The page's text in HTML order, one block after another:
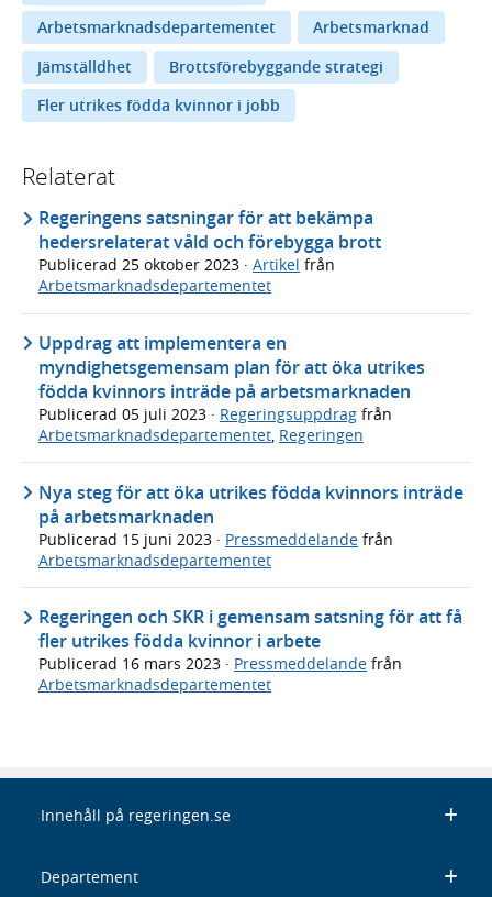
Arbetsmarknadsdepartementet
Arbetsmarknad
Jämställdhet
Brottsförebyggande strategi
Fler utrikes födda kvinnor i jobb
Relaterat
Regeringens satsningar för att bekämpa
hedersrelaterat våld och förebygga brott
Publicerad 25 oktober 2023 · Artikel från
Arbetsmarknadsdepartementet
Uppdrag att implementera en
myndighetsgemensam plan för att öka utrikes
födda kvinnors inträde på arbetsmarknaden
Publicerad 05 juli 2023 · Regeringsuppdrag från
Arbetsmarknadsdepartementet, Regeringen
Nya steg för att öka utrikes födda kvinnors inträde
på arbetsmarknaden
Publicerad 15 juni 2023 · Pressmeddelande från
Arbetsmarknadsdepartementet
Regeringen och SKR i gemensam satsning för att få
fler utrikes födda kvinnor i arbete
Publicerad 16 mars 2023 · Pressmeddelande från
Arbetsmarknadsdepartementet
Innehåll på regeringen.se
Departement